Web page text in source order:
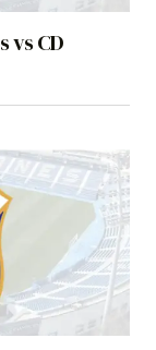
vs CD